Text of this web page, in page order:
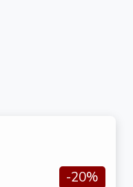
-20%